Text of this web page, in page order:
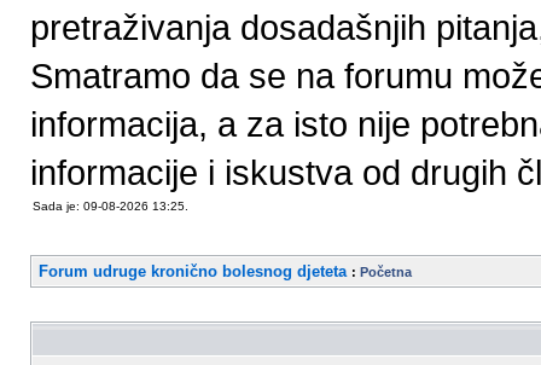
pretraživanja dosadašnjih
Smatramo da se na forumu
informacija, a za isto nije
informacije i iskustva od drugih
Sada je: 09-08-2026 13:25.
Forum udruge kronično bolesnog djeteta : Početna